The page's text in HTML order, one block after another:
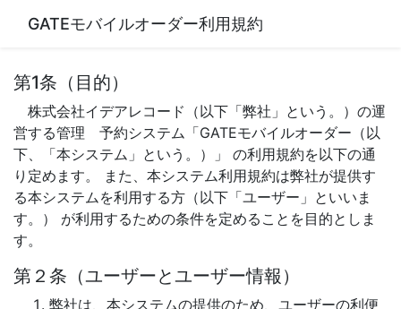
GATEモバイルオーダー利用規約
第1条（目的）
株式会社イデアレコード（以下「弊社」という。）の運
営する管理 予約システム「GATEモバイルオーダー（以
下、「本システム」という。）」 の利用規約を以下の通
り定めます。 また、本システム利用規約は弊社が提供す
る本システムを利用する方（以下「ユーザー」といいま
す。） が利用するための条件を定めることを目的としま
す。
第２条（ユーザーとユーザー情報）
弊社は、本システムの提供のため、ユーザーの利便